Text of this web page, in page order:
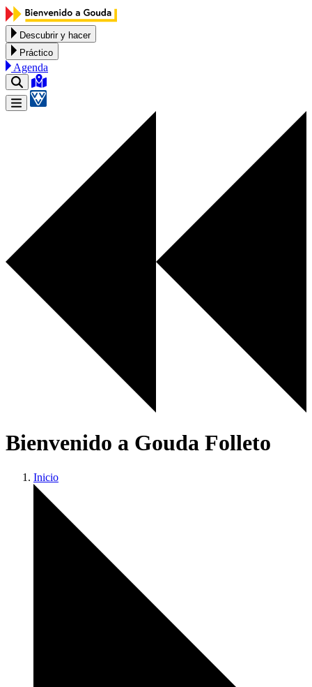
Ir al contenido
Descubrir y hacer
Práctico
Agenda
Bienvenido a Gouda Folleto
Inicio